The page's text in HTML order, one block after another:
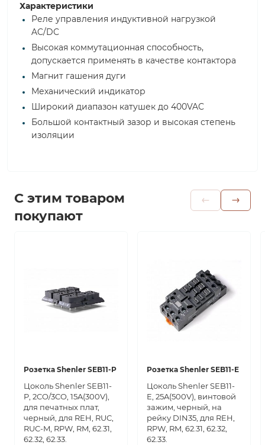
Характеристики
Реле управления индуктивной нагрузкой
AC/DC
Высокая коммутационная способность,
допускается применять в качестве контактора
Магнит гашения дуги
Механический индикатор
Широкий диапазон катушек до 400VAC
Большой контактный зазор и высокая степень
изоляции
С этим товаром
покупают
Розетка Shenler SEB11-P
Цоколь Shenler SEB11-
P, 2CO/3CO, 15A(300V),
для печатных плат,
черный, для REH, RUC,
RUC-M, RPW, RM, 62.31,
62.32, 62.33.
Розетка Shenler SEB11-E
Цоколь Shenler SEB11-
E, 25A(500V), винтовой
зажим, черный, на
рейку DIN35, для REH,
RPW, RM, 62.31, 62.32,
62.33.